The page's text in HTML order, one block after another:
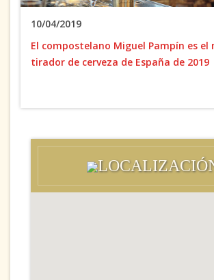
10/04/2019
El compostelano Miguel Pampín es el
tirador de cerveza de España de 2019